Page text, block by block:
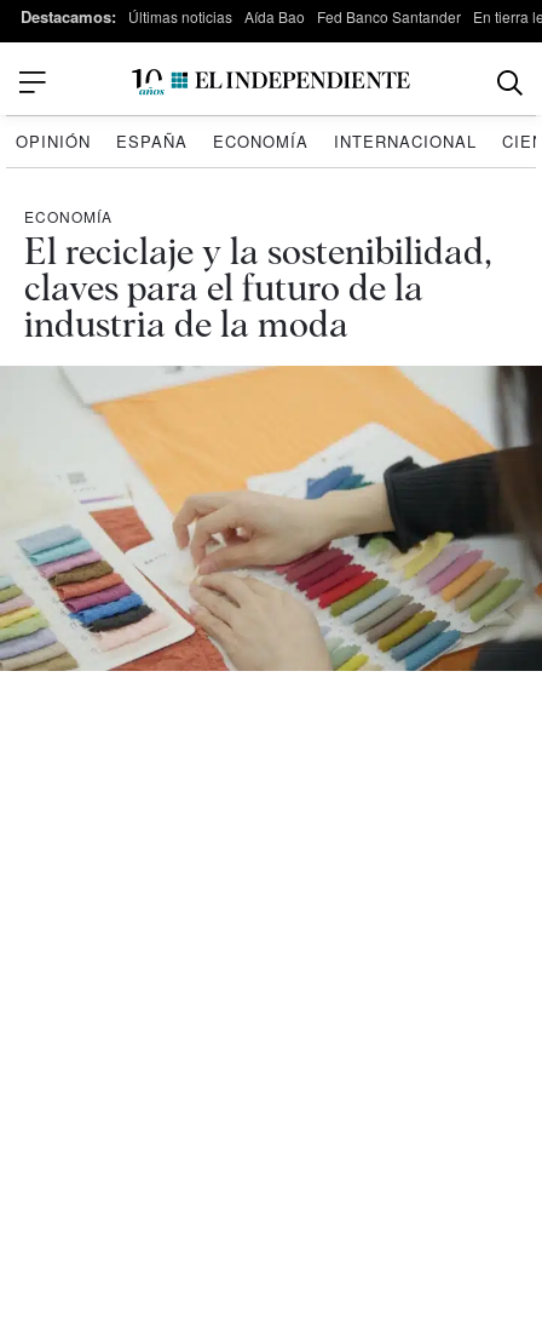
Destacamos: Últimas noticias Aída Bao Fed Banco Santander En tierra
OPINIÓN ESPAÑA ECONOMÍA INTERNACIONAL
ECONOMÍA
El reciclaje y la sostenibilidad,
claves para el futuro de la
industria de la moda